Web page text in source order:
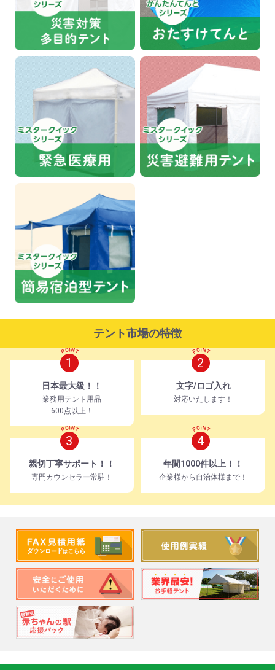
テント市場の特徴
1
日本最大級！！
業務用テント用品
600点以上！
2
文字/ロゴ入れ
対応いたします！
3
親切丁寧サポート！！
専門カウンセラー常駐！
4
年間1000件以上！！
企業様から自治体様まで！